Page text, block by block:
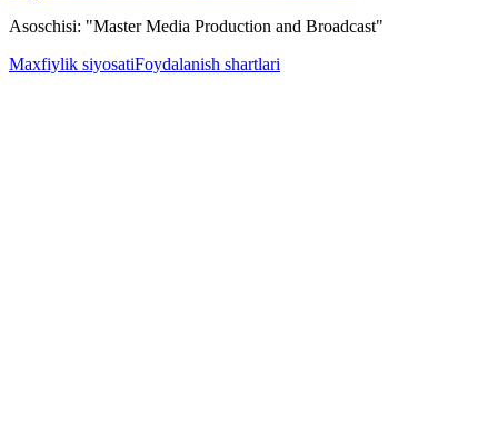
Asoschisi: "Master Media Production and Broadcast"
Maxfiylik siyosatiFoydalanish shartlari